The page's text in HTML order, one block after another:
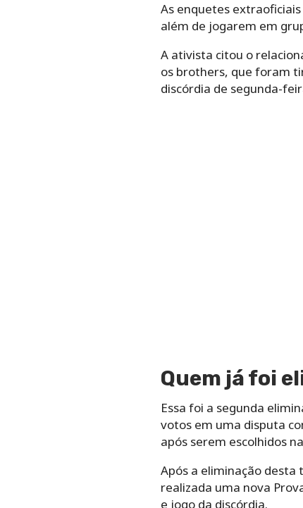
As enquetes
além de jogarem em
A ativista citou o
os brothers, que foram
discórdia de segunda-
Quem já foi
Essa foi a segunda
votos em uma disputa
após serem escolhidos
Após a eliminação desta
realizada uma nova
e jogo da discórdia.